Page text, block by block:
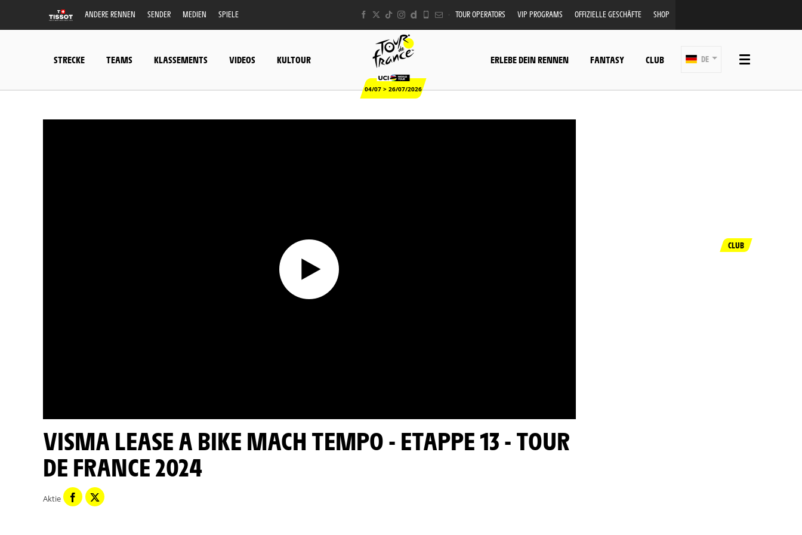
ANDERE RENNEN SENDER MEDIEN SPIELE TOUR OPERATORS VIP PROGRAMS OFFIZIELLE GESCHÄFTE SHOP
STRECKE TEAMS KLASSEMENTS VIDEOS KULTOUR
04/07 > 26/07/2026
ERLEBE DEIN RENNEN FANTASY CLUB DE
VISMA LEASE A BIKE MACH TEMPO - ETAPPE 13 - TOUR
DE FRANCE 2024
Aktie
CLUB